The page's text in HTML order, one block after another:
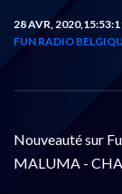
28 AVR,
FUN RADIO
Nouveauté sur
MALUMA -